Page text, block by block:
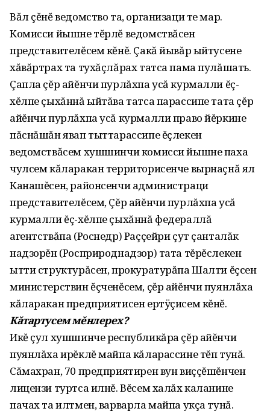
Вăл çĕнĕ ведомство та, организаци те мар.
Комисси йышне тĕрлĕ ведомствăсен
представителĕсем кĕнĕ. Çакă йывăр ыйтусене
хăвăртрах та тухăçлăрах татса пама пулăшать.
Çапла çĕр айĕнчи пурлăхпа усă курмалли ĕç-
хĕлпе çыхăннă ыйтăва татса парассипе тата çĕр
айĕнчи пурлăхпа усă курмалли право йĕркине
пăснăшăн явап тыттарассипе ĕçлекен
ведомствăсем хушшинчи комисси йышне паха
чулсем кăларакан территорисенче вырнаçнă ял
Канашĕсен, районсенчи администраци
представителĕсем, Çĕр айĕнчи пурлăхпа усă
курмалли ĕç-хĕлпе çыхăннă федераллă
агентствăпа (Роснедр) Раççейри çут çанталăк
надзорĕн (Росприроднадзор) тата тĕрĕслекен
ытти структурăсен, прокуратурăпа Шалти ĕçсен
министерствин ĕçченĕсем, çĕр айĕнчи пуянлăха
кăларакан предприятисен ертÿçисем кĕнĕ.
Кăтартусем мĕнлерех?
Икĕ çул хушшинче республикăра çĕр айĕнчи
пуянлăха ирĕклĕ майпа кăларассине тĕп тунă.
Сăмахран, 70 предприятирен вун виççĕшĕнчен
лицензи туртса илнĕ. Вĕсем халăх каланине
пачах та илтмен, варварла майпа укçа тунă.